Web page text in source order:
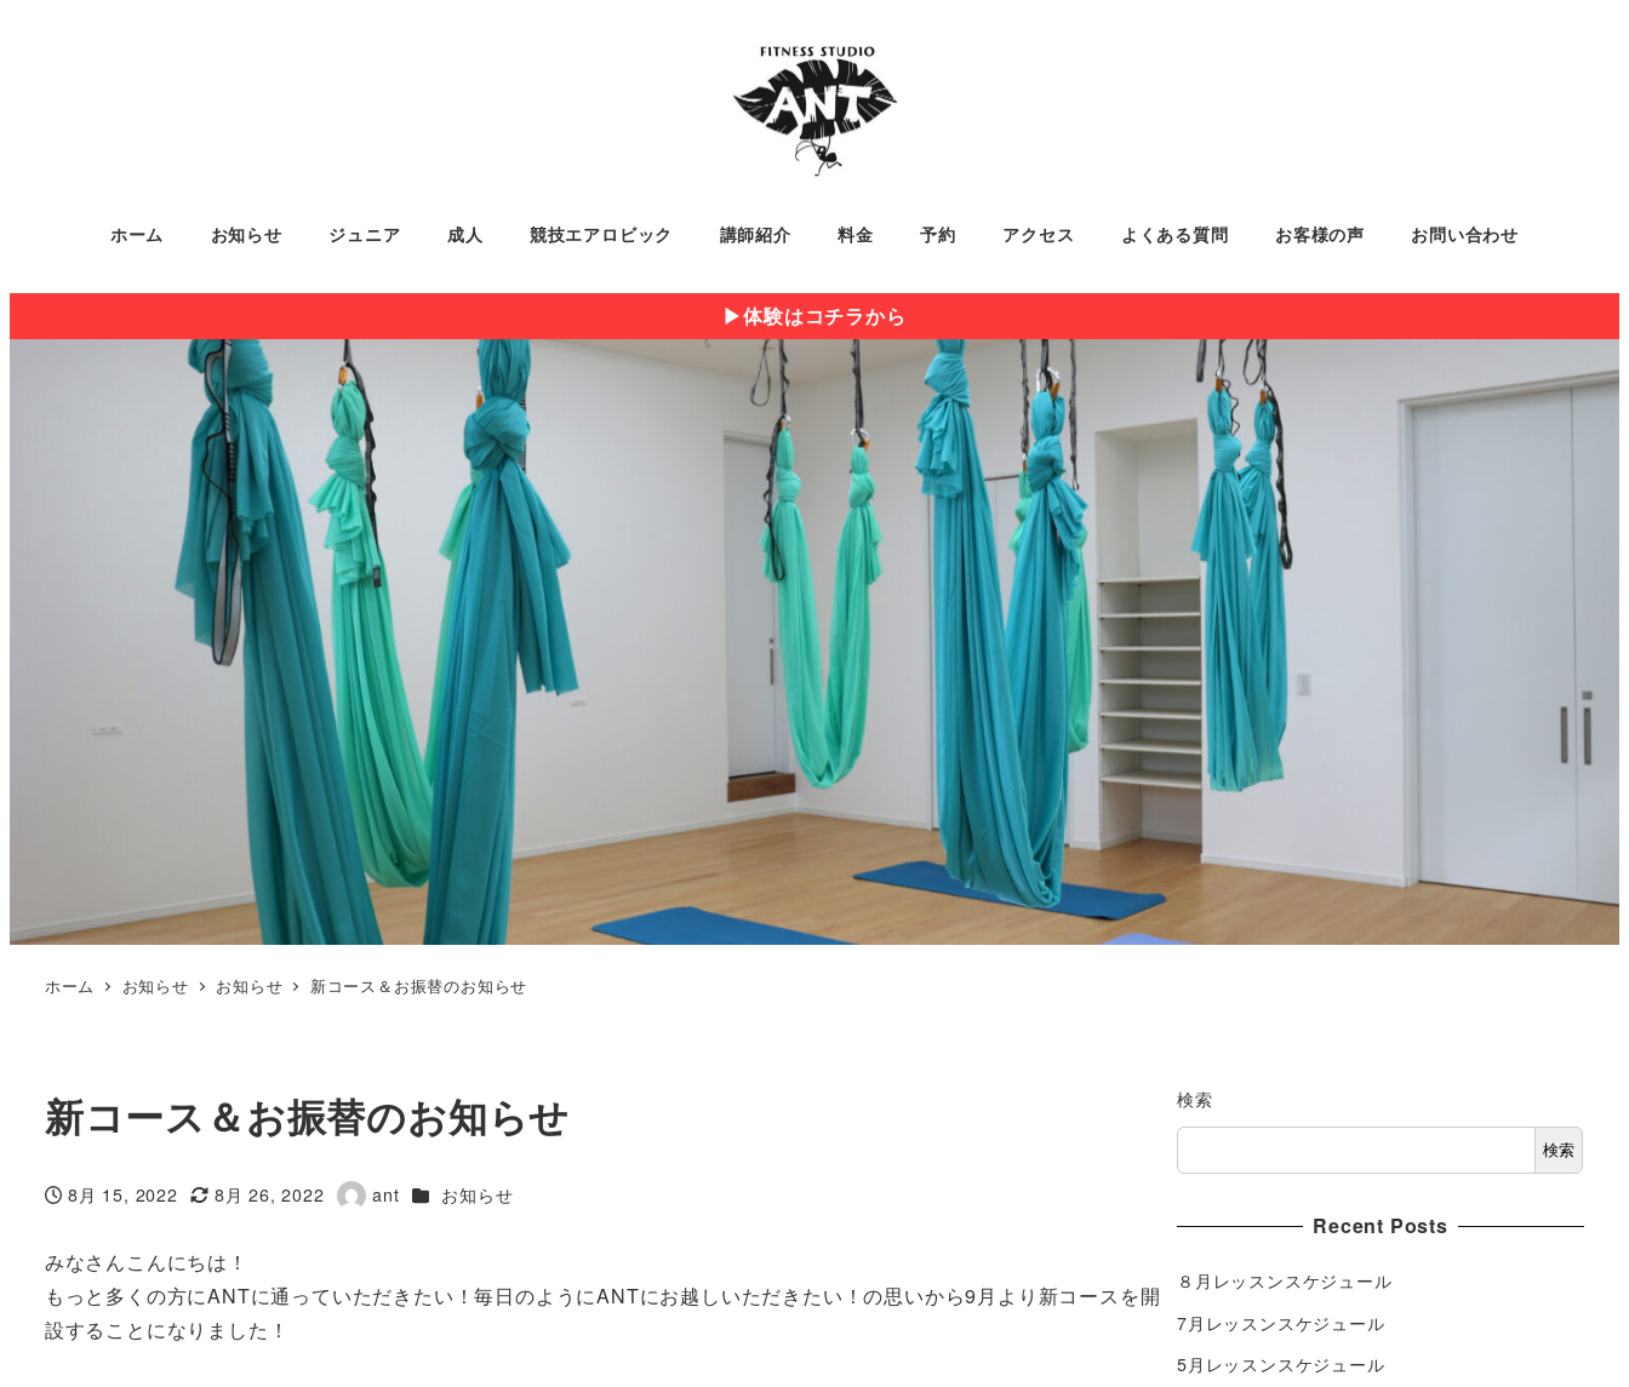
ホーム お知らせ ジュニア 成人 競技エアロビック 講師紹介 料金 予約 アクセス よくある質問 お客様の声 お問い合わせ
▶︎体験はコチラから
ホーム お知らせ お知らせ 新コース＆お振替のお知らせ
新コース＆お振替のお知らせ
投稿日
8月 15, 2022
更新日
8月 26, 2022
著
ant カテゴリー
お知らせ
みなさんこんにちは！
もっと多くの方にANTに通っていただきたい！毎日のようにANTにお越しいただきたい！の思いから9月より新コースを開
設することになりました！
検索
検索
Recent Posts
８月レッスンスケジュール
7月レッスンスケジュール
5月レッスンスケジュール